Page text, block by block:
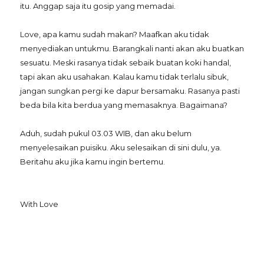
itu. Anggap saja itu gosip yang memadai.
Love, apa kamu sudah makan? Maafkan aku tidak
menyediakan untukmu. Barangkali nanti akan aku buatkan
sesuatu. Meski rasanya tidak sebaik buatan koki handal,
tapi akan aku usahakan. Kalau kamu tidak terlalu sibuk,
jangan sungkan pergi ke dapur bersamaku. Rasanya pasti
beda bila kita berdua yang memasaknya. Bagaimana?
Aduh, sudah pukul 03.03 WIB, dan aku belum
menyelesaikan puisiku. Aku selesaikan di sini dulu, ya.
Beritahu aku jika kamu ingin bertemu.
With Love